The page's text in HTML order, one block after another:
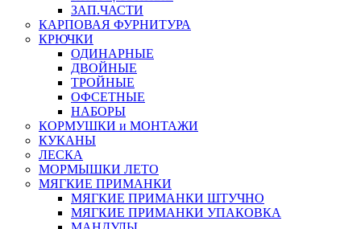
ЗАП.ЧАСТИ
КАРПОВАЯ ФУРНИТУРА
КРЮЧКИ
ОДИНАРНЫЕ
ДВОЙНЫЕ
ТРОЙНЫЕ
ОФСЕТНЫЕ
НАБОРЫ
КОРМУШКИ и МОНТАЖИ
КУКАНЫ
ЛЕСКА
МОРМЫШКИ ЛЕТО
МЯГКИЕ ПРИМАНКИ
МЯГКИЕ ПРИМАНКИ ШТУЧНО
МЯГКИЕ ПРИМАНКИ УПАКОВКА